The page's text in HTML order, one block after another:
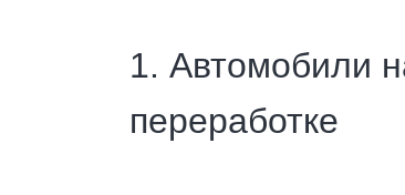
1. Автомобили
переработке